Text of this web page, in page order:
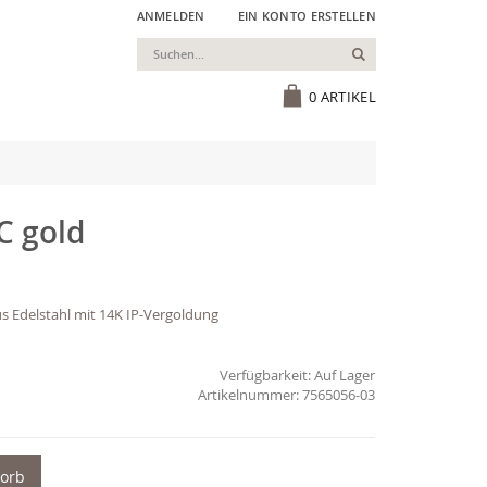
ANMELDEN EIN KONTO ERSTELLEN
0 ARTIKEL
Suchen
gold
Edelstahl mit 14K IP-Vergoldung
Verfügbarkeit:Auf Lager
7565056-03